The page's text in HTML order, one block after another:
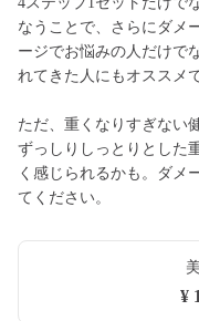
なうことで、さらにダメ
ージでお悩みの人だけで
れてきた人にもオススメ
ただ、重くなりすぎない
ずっしりしっとりとした
く感じられるかも。ダメ
てください。
¥